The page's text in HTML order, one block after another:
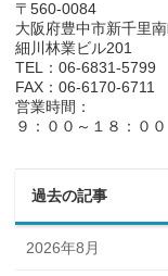
〒560-0084
大阪府豊中市新千里
細川林業ビル201
TEL：06-6831-5799
FAX：06-6170-6711
営業時間：
９：００～１８：００
過去の記事
2026年8月